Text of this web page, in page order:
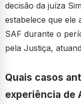
decisão da juíza
estabelece que ele
SAF durante o
pela Justiça,
Quais casos
experiência de